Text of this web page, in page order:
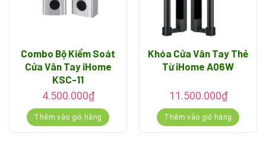
Combo Bộ Kiểm Soát
Cửa Vân Tay iHome
KSC-11
4.500.000₫
Thêm vào giỏ hàng
Khóa Cửa Vân Tay Thẻ
Từ iHome A06W
11.500.000₫
Thêm vào giỏ hàng